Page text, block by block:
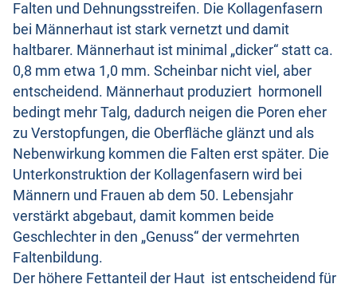
Falten und Dehnungsstreifen. Die Kollagenfasern
bei Männerhaut ist stark vernetzt und damit
haltbarer. Männerhaut ist minimal „dicker“ statt ca.
0,8 mm etwa 1,0 mm. Scheinbar nicht viel, aber
entscheidend. Männerhaut produziert hormonell
bedingt mehr Talg, dadurch neigen die Poren eher
zu Verstopfungen, die Oberfläche glänzt und als
Nebenwirkung kommen die Falten erst später. Die
Unterkonstruktion der Kollagenfasern wird bei
Männern und Frauen ab dem 50. Lebensjahr
verstärkt abgebaut, damit kommen beide
Geschlechter in den „Genuss“ der vermehrten
Faltenbildung.
Der höhere Fettanteil der Haut ist entscheidend für